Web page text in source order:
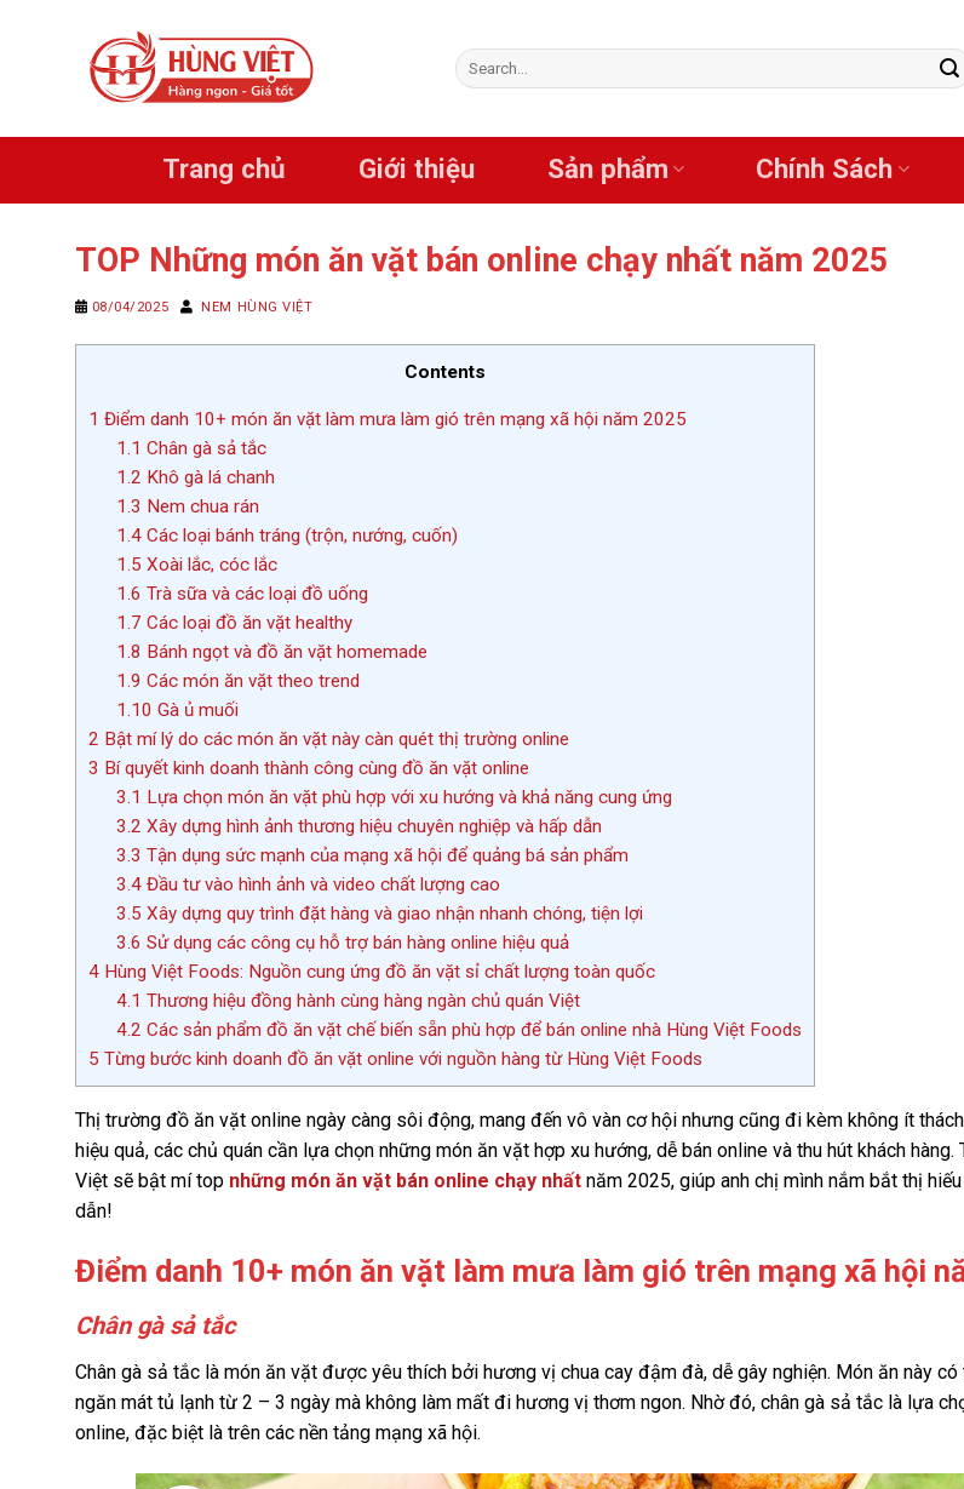
Search
for:
Trang chủ Giới thiệu Sản phẩm Chính Sách
TOP Những món ăn vặt bán online chạy nhất năm 2025
08/04/2025 NEM HÙNG VIỆT
Contents
1 Điểm danh 10+ món ăn vặt làm mưa làm gió trên mạng xã hội năm 2025
1.1 Chân gà sả tắc
1.2 Khô gà lá chanh
1.3 Nem chua rán
1.4Các loại bánh tráng (trộn, nướng, cuốn)
1.5 Xoài lắc, cóc lắc
1.6 Trà sữa và các loại đồ uống
1.7 Các loại đồ ăn vặt healthy
1.8 Bánh ngọt và đồ ăn vặt homemade
1.9 Các món ăn vặt theo trend
1.10 Gà ủ muối
2 Bật mí lý do các món ăn vặt này càn quét thị trường online
3 Bí quyết kinh doanh thành công cùng đồ ăn vặt online
3.1 Lựa chọn món ăn vặt phù hợp với xu hướng và khả năng cung ứng
3.2 Xây dựng hình ảnh thương hiệu chuyên nghiệp và hấp dẫn
3.3 Tận dụng sức mạnh của mạng xã hội để quảng bá sản phẩm
3.4Đầu tư vào hình ảnh và video chất lượng cao
3.5 Xây dựng quy trình đặt hàng và giao nhận nhanh chóng, tiện lợi
3.6 Sử dụng các công cụ hỗ trợ bán hàng online hiệu quả
4 Hùng Việt Foods: Nguồn cung ứng đồ ăn vặt sỉ chất lượng toàn quốc
4.1 Thương hiệu đồng hành cùng hàng ngàn chủ quán Việt
4.2 Các sản phẩm đồ ăn vặt chế biến sẵn phù hợp để bán online nhà Hùng Việt Foods
5 Từng bước kinh doanh đồ ăn vặt online với nguồn hàng từ Hùng Việt Foods
Thị trường đồ ăn vặt online ngày càng sôi động, mang đến vô vàn cơ hội nhưng cũng đi kèm không ít
hiệu quả, các chủ quán cần lựa chọn những món ăn vặt hợp xu hướng, dễ bán online và thu hút khách hàng.
Việt sẽ bật mí top những món ăn vặt bán online chạy nhất năm 2025, giúp anh chị mình nắm bắt thị
dẫn!
Điểm danh 10+ món ăn vặt làm mưa làm gió trên mạng xã hội
Chân gà sả tắc
Chân gà sả tắc là món ăn vặt được yêu thích bởi hương vị chua cay đậm đà, dễ gây nghiện. Món ăn này
ngăn mát tủ lạnh từ 2 – 3 ngày mà không làm mất đi hương vị thơm ngon. Nhờ đó, chân gà sả tắc là lựa
online, đặc biệt là trên các nền tảng mạng xã hội.